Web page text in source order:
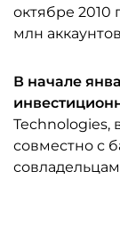
октябре 2010
млн
В начале
Technologies,
совместно с